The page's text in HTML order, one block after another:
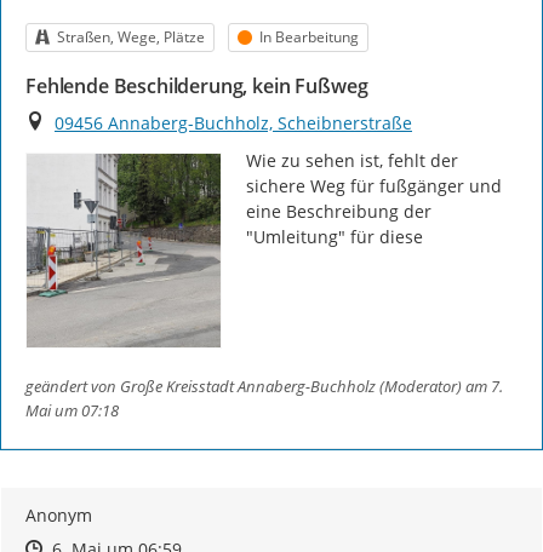
Kategorie
Straßen, Wege, Plätze Status
In Bearbeitung
Fehlende Beschilderung, kein Fußweg
Ort
09456 Annaberg-Buchholz, Scheibnerstraße
Wie zu sehen ist, fehlt der
sichere Weg für fußgänger und
eine Beschreibung der
"Umleitung" für diese
geändert von Große Kreisstadt Annaberg-Buchholz (Moderator)am 7.
Mai um 07:18
Anonym